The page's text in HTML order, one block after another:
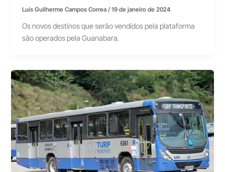
Luís Guilherme Campos Correa/19 de janeiro de 2024
Os novos destinos que serão vendidos pela plataforma
são operados pela Guanabara.